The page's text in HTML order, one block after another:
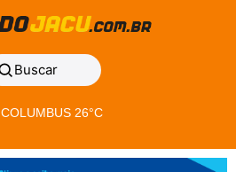
Buscar
COLUMBUS 26°C